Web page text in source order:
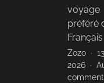
un
trip
voyage
préféré
Français
Zozo
2026